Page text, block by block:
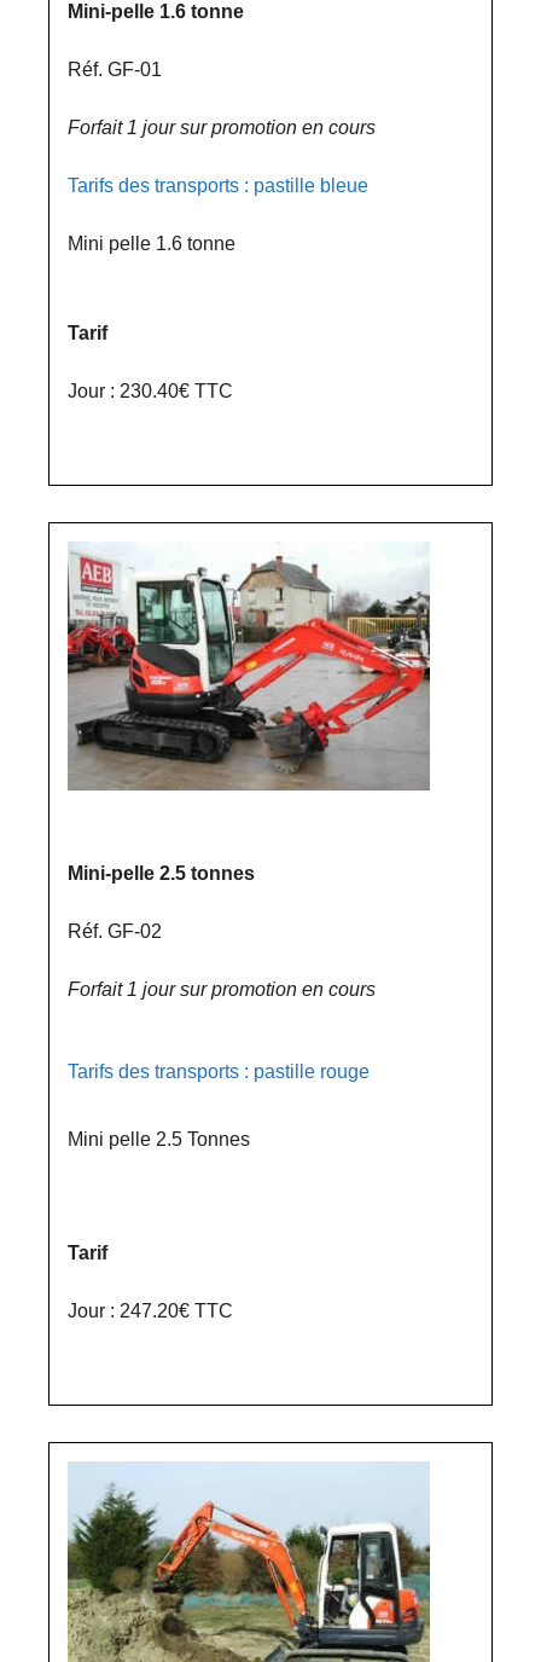
Mini-pelle 1.6 tonne
Réf. GF-01
Forfait 1 jour sur promotion en cours
Tarifs des transports : pastille bleue
Mini pelle 1.6 tonne
Tarif
Jour : 230.40€ TTC
Mini-pelle 2.5 tonnes
Réf. GF-02
Forfait 1 jour sur promotion en cours
Tarifs des transports : pastille rouge
Mini pelle 2.5 Tonnes
Tarif
Jour : 247.20€ TTC